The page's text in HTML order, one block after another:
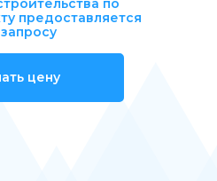
цену
по
предоставляется